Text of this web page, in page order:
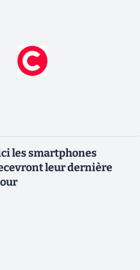
les smartphones
leur dernière